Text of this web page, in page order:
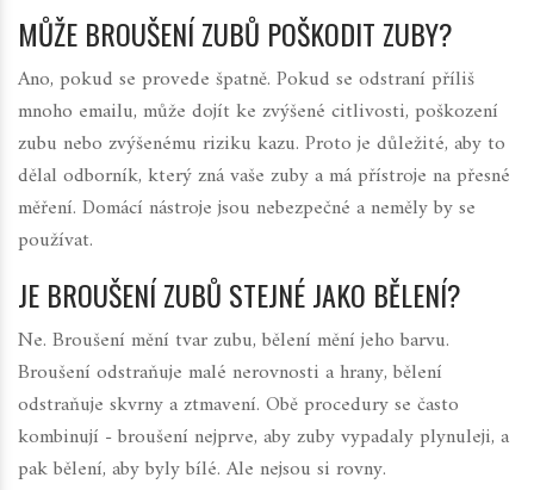
MŮŽE BROUŠENÍ ZUBŮ POŠKODIT ZUBY?
Ano, pokud se provede špatně. Pokud se odstraní příliš
mnoho emailu, může dojít ke zvýšené citlivosti, poškození
zubu nebo zvýšenému riziku kazu. Proto je důležité, aby to
dělal odborník, který zná vaše zuby a má přístroje na přesné
měření. Domácí nástroje jsou nebezpečné a neměly by se
používat.
JE BROUŠENÍ ZUBŮ STEJNÉ JAKO BĚLENÍ?
Ne. Broušení mění tvar zubu, bělení mění jeho barvu.
Broušení odstraňuje malé nerovnosti a hrany, bělení
odstraňuje skvrny a ztmavení. Obě procedury se často
kombinují - broušení nejprve, aby zuby vypadaly plynuleji, a
pak bělení, aby byly bílé. Ale nejsou si rovny.